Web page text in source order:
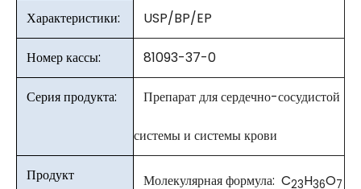
Характеристики: USP/BP/EP
Номер кассы: 81093-37-0
Серия продукта: Препарат для сердечно-сосудистой
системы и системы крови
Продукт Молекулярная формула: C23H36O7